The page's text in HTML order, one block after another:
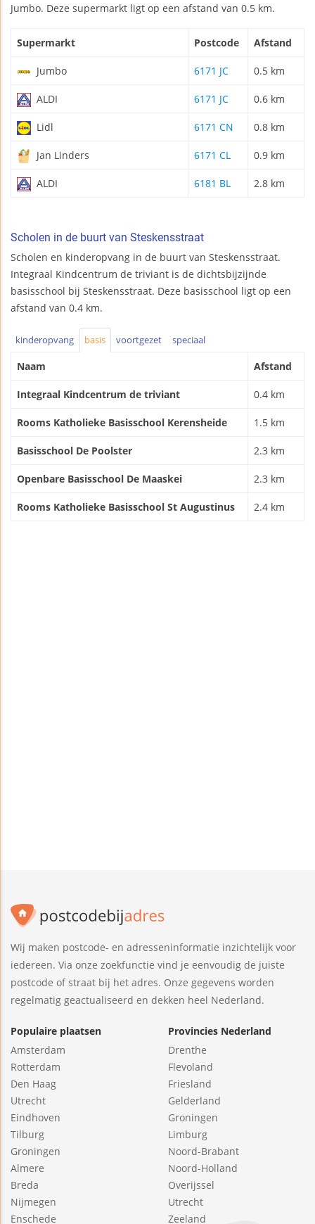
Jumbo. Deze supermarkt ligt op een afstand van 0.5 km.
Supermarkt Postcode Afstand
Jumbo 6171 JC 0.5 km
ALDI 6171 JC 0.6 km
Lidl 6171 CN 0.8 km
Jan Linders 6171 CL 0.9 km
ALDI 6181 BL 2.8 km
Scholen in de buurt van Steskensstraat
Scholen en kinderopvang in de buurt van Steskensstraat.
Integraal Kindcentrum de triviant is de dichtsbijzijnde
basisschool bij Steskensstraat. Deze basisschool ligt op een
afstand van 0.4 km.
kinderopvang basis voortgezet speciaal
Naam Afstand
Integraal Kindcentrum de triviant 0.4 km
Rooms Katholieke Basisschool Kerensheide 1.5 km
Basisschool De Poolster 2.3 km
Openbare Basisschool De Maaskei 2.3 km
Rooms Katholieke Basisschool St Augustinus 2.4 km
Wij maken postcode- en adresseninformatie inzichtelijk voor
iedereen. Via onze zoekfunctie vind je eenvoudig de juiste
postcode of straat bij het adres. Onze gegevens worden
regelmatig geactualiseerd en dekken heel Nederland.
Populaire plaatsen
Amsterdam
Rotterdam
Den Haag
Utrecht
Eindhoven
Tilburg
Groningen
Almere
Breda
Nijmegen
Enschede
Provincies Nederland
Drenthe
Flevoland
Friesland
Gelderland
Groningen
Limburg
Noord-Brabant
Noord-Holland
Overijssel
Utrecht
Zeeland